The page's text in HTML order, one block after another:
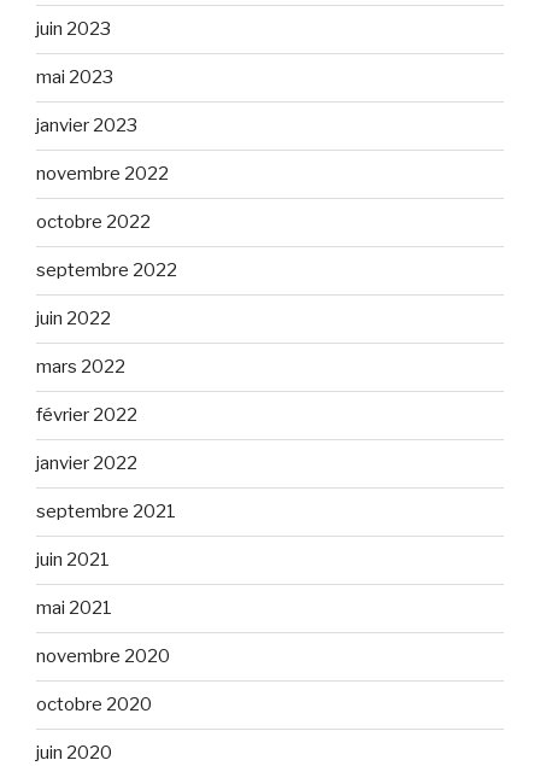
juin 2023
mai 2023
janvier 2023
novembre 2022
octobre 2022
septembre 2022
juin 2022
mars 2022
février 2022
janvier 2022
septembre 2021
juin 2021
mai 2021
novembre 2020
octobre 2020
juin 2020